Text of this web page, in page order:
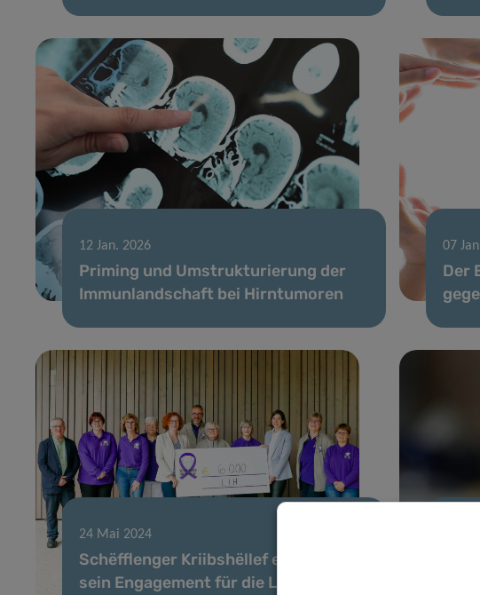
12 Jan. 2026
Priming und Umstrukturierung der
Immunlandschaft bei Hirntumoren
07
Der
24 Mai 2024
Schëfflenger Kriibshëllef erneuert
sein Engagement für die LIH
03
auf